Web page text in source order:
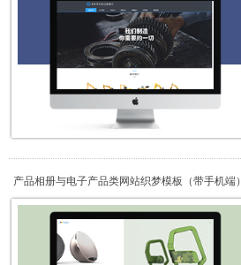
产品相册与电子产品类网站织梦模板（带手机端）